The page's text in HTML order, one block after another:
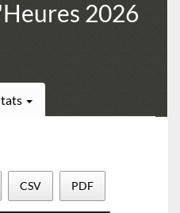
2026
CSV PDF